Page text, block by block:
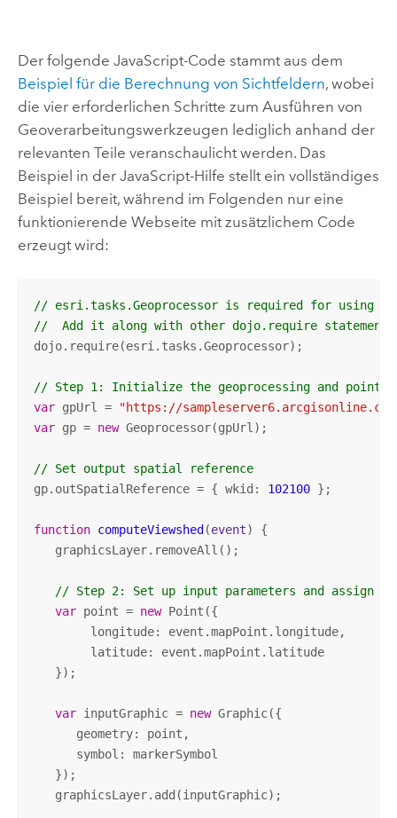
Der folgende JavaScript-Code stammt aus dem
Beispiel für die Berechnung von Sichtfeldern, wobei
die vier erforderlichen Schritte zum Ausführen von
Geoverarbeitungswerkzeugen lediglich anhand der
relevanten Teile veranschaulicht werden. Das
Beispiel in der JavaScript-Hilfe stellt ein vollständiges
Beispiel bereit, während im Folgenden nur eine
funktionierende Webseite mit zusätzlichem Code
erzeugt wird:
// esri.tasks.Geoprocessor is required for using
//  Add it along with other dojo.require
dojo.require(esri.tasks.Geoprocessor);
// Step 1: Initialize the geoprocessing and point to
var gpUrl =
"https://
var gp = new Geoprocessor(gpUrl);
// Set output spatial reference
gp.outSpatialReference = { wkid: 102100 };
function computeViewshed (event) {
   graphicsLayer.removeAll();
// Step 2: Set up input parameters and assign
var point = new Point({
        longitude: event.mapPoint.longitude,
        latitude: event.mapPoint.latitude
   });
var inputGraphic = new Graphic({
      geometry: point,
      symbol: markerSymbol
   });
   graphicsLayer.add(inputGraphic);